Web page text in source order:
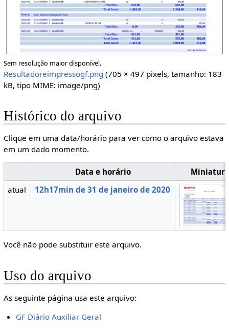
Sem resolução maior disponível.
Resultadoreimpressogf.png (705 × 497 pixels, tamanho: 183
kB, tipo MIME: image/png)
Histórico do arquivo
Clique em uma data/horário para ver como o arquivo estava
em um dado momento.
Data e horário
Miniatura
atual
12h17min de 31 de janeiro de 2020
Você não pode substituir este arquivo.
Uso do arquivo
As seguinte página usa este arquivo:
GF Diário Auxiliar Geral